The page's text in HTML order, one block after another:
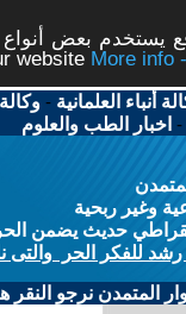
يستخدم بعض
website
أنباء العلمانية -
- اخبار الطب والعلوم
وغير ربحية
حديث يضمن الحرية
للفكر الحر والتى
المتمدن نرجو النقر